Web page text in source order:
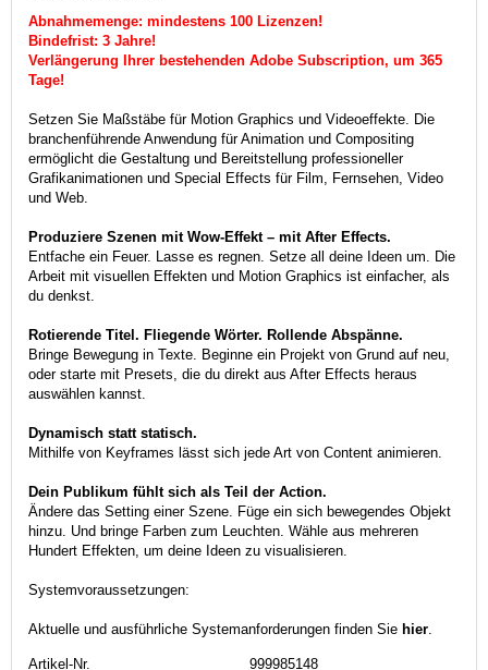
Abnahmemenge: mindestens 100 Lizenzen!
Bindefrist: 3 Jahre!
Verlängerung Ihrer bestehenden Adobe Subscription, um 365
Tage!
Setzen Sie Maßstäbe für Motion Graphics und Videoeffekte. Die
branchenführende Anwendung für Animation und Compositing
ermöglicht die Gestaltung und Bereitstellung professioneller
Grafikanimationen und Special Effects für Film, Fernsehen, Video
und Web.
Produziere Szenen mit Wow-Effekt – mit After Effects.
Entfache ein Feuer. Lasse es regnen. Setze all deine Ideen um. Die
Arbeit mit visuellen Effekten und Motion Graphics ist einfacher, als
du denkst.
Rotierende Titel. Fliegende Wörter. Rollende Abspänne.
Bringe Bewegung in Texte. Beginne ein Projekt von Grund auf neu,
oder starte mit Presets, die du direkt aus After Effects heraus
auswählen kannst.
Dynamisch statt statisch.
Mithilfe von Keyframes lässt sich jede Art von Content animieren.
Dein Publikum fühlt sich als Teil der Action.
Ändere das Setting einer Szene. Füge ein sich bewegendes Objekt
hinzu. Und bringe Farben zum Leuchten. Wähle aus mehreren
Hundert Effekten, um deine Ideen zu visualisieren.
Systemvoraussetzungen:
Aktuelle und ausführliche Systemanforderungen finden Sie hier
Artikel-Nr.
999985148